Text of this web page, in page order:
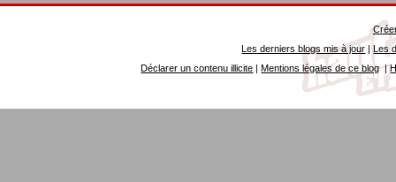
Les derniers blogs mis à jour |Les
Déclarer un contenu illicite |Mentions légales de ce blog|